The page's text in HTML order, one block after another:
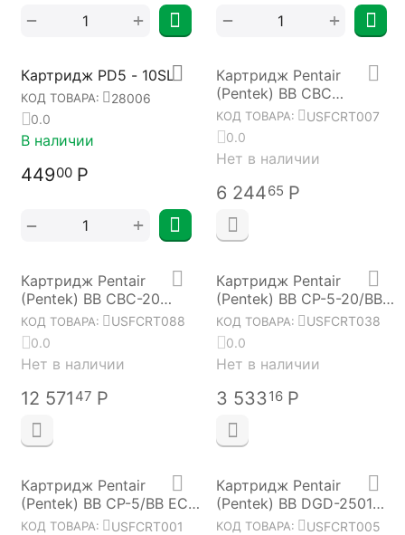
+
−
+
−
Картридж PD5 - 10SL
КОД ТОВАРА:
28006
0.0
В наличии
44900 Р
+
−
Картридж Pentair
(Pentek) BB CBC
USFCRT007
КОД ТОВАРА:
USFCRT007
0.0
Нет в наличии
6 24465 Р
Картридж Pentair
(Pentek) BB CBC-20
USFCRT088
КОД ТОВАРА:
USFCRT088
0.0
Нет в наличии
12 571 47 Р
Картридж Pentair
(Pentek) BB CP-5-20/BB
ECP-5-20 USFCRT038
КОД ТОВАРА:
USFCRT038
0.0
Нет в наличии
3 53316 Р
Картридж Pentair
(Pentek) BB CP-5/BB ECP-
5 USFCRT001
КОД ТОВАРА:
USFCRT001
Картридж Pentair
(Pentek) BB DGD-2501
USFCRT005
КОД ТОВАРА:
USFCRT005